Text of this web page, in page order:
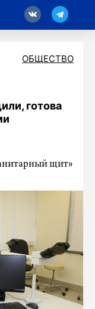
ОБЩЕСТВО
готова
щит»